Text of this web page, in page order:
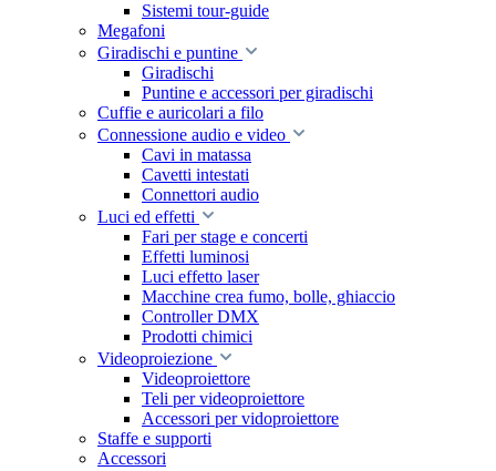
Sistemi tour-guide
Megafoni
Giradischi e puntine
Giradischi
Puntine e accessori per giradischi
Cuffie e auricolari a filo
Connessione audio e video
Cavi in matassa
Cavetti intestati
Connettori audio
Luci ed effetti
Fari per stage e concerti
Effetti luminosi
Luci effetto laser
Macchine crea fumo, bolle, ghiaccio
Controller DMX
Prodotti chimici
Videoproiezione
Videoproiettore
Teli per videoproiettore
Accessori per vidoproiettore
Staffe e supporti
Accessori